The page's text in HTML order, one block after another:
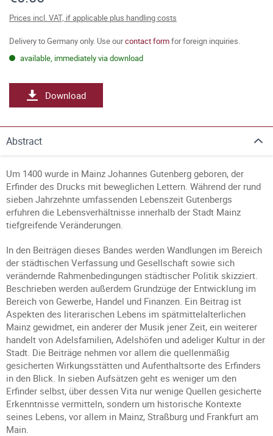
Prices incl. VAT, if applicable plus handling costs
Delivery to Germany only. Use ourcontact formfor foreign inquiries.
available, immediately via download
Download
Abstract
Um 1400 wurde in Mainz Johannes Gutenberg geboren, der
Erfinder des Drucks mit beweglichen Lettern. Während der rund
sieben Jahrzehnte umfassenden Lebenszeit Gutenbergs
erfuhren die Lebensverhältnisse innerhalb der Stadt Mainz
tiefgreifende Veränderungen.
In den Beiträgen dieses Bandes werden Wandlungen im Bereich
der städtischen Verfassung und Gesellschaft sowie sich
verändernde Rahmenbedingungen städtischer Politik skizziert.
Beschrieben werden außerdem Grundzüge der Entwicklung im
Bereich von Gewerbe, Handel und Finanzen. Ein Beitrag ist
Aspekten des literarischen Lebens im spätmittelalterlichen
Mainz gewidmet, ein anderer der Musik jener Zeit, ein weiterer
handelt von Adelsfamilien, Adelshöfen und adeliger Kultur in der
Stadt. Die Beiträge nehmen vor allem die quellenmäßig
gesicherten Wirkungsstätten und Aufenthaltsorte des Erfinders
in den Blick. In sieben Aufsätzen geht es weniger um den
Erfinder selbst, über dessen Vita nur wenige Quellen gesicherte
Erkenntnisse vermitteln, sondern um historische Kontexte
seines Lebens, vor allem in Mainz, Straßburg und Frankfurt am
Main.